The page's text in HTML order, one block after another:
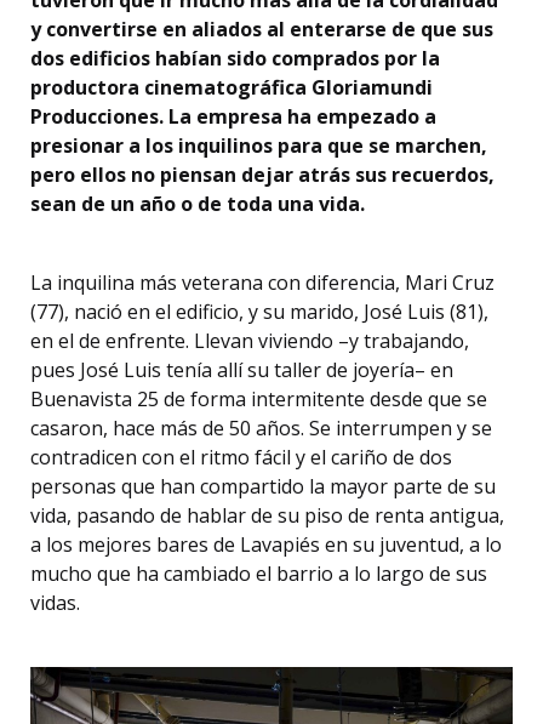
y convertirse en aliados al enterarse de que sus
dos edificios habían sido comprados por la
productora cinematográfica Gloriamundi
Producciones. La empresa ha empezado a
presionar a los inquilinos para que se marchen,
pero ellos no piensan dejar atrás sus recuerdos,
sean de un año o de toda una vida.
La inquilina más veterana con diferencia, Mari Cruz
(77), nació en el edificio, y su marido, José Luis (81),
en el de enfrente. Llevan viviendo –y trabajando,
pues José Luis tenía allí su taller de joyería– en
Buenavista 25 de forma intermitente desde que se
casaron, hace más de 50 años. Se interrumpen y se
contradicen con el ritmo fácil y el cariño de dos
personas que han compartido la mayor parte de su
vida, pasando de hablar de su piso de renta antigua,
a los mejores bares de Lavapiés en su juventud, a lo
mucho que ha cambiado el barrio a lo largo de sus
vidas.